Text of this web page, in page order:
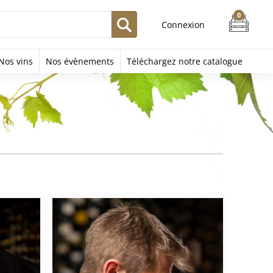
Connexion
vins Nos évènements Téléchargez notre catalogue